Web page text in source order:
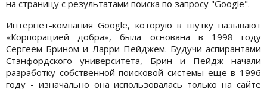
на страницу с результатами поиска по запросу "Google".
Интернет-компания Google, которую в шутку называют
«Корпорацией добра», была основана в 1998 году
Сергеем Брином и Ларри Пейджем. Будучи аспирантами
Стэнфордского университета, Брин и Пейдж начали
разработку собственной поисковой системы еще в 1996
году - изначально она использовалась только на сайте